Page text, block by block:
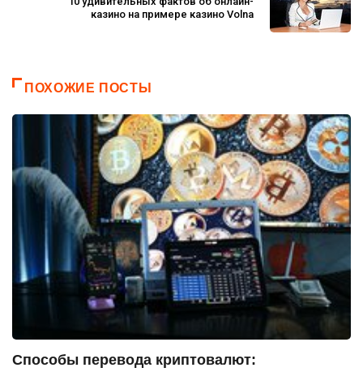
казино на примере казино Volna
ПОХОЖИЕ ПОСТЫ
Способы перевода криптовалют: